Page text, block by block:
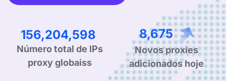
248,056,304
Número total de IPs
13,777
Novos proxies
adicionados hoje